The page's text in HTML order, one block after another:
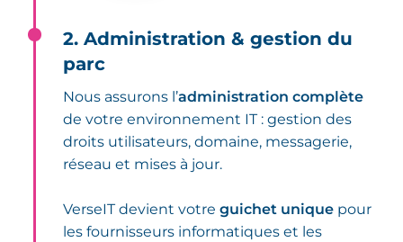
2. Administration & gestion du
parc
Nous assurons l’administration complète
de votre environnement IT : gestion des
droits utilisateurs, domaine, messagerie,
réseau et mises à jour.
VerseIT devient votreguichet unique pour
les fournisseurs informatiques et les